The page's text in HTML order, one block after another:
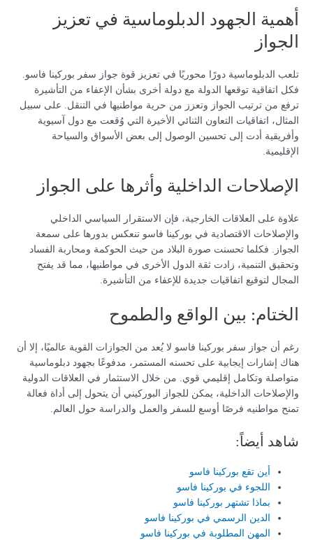
أهمية الجهود الدبلوماسية في تعزيز
الجواز
تلعب الدبلوماسية دورًا محوريًا في تعزيز قوة جواز سفر بوركينا فاسو.
فكل اتفاقية توقعها الدولة مع دولة أخرى بشأن الإعفاء من التأشيرة
ترفع من ترتيب الجواز وتعزز من حرية مواطنيها في التنقل. على سبيل
المثال، اتفاقيات التعاون الثنائي الأخيرة التي وُقعت مع دول آسيوية
وأفريقية أدت إلى تحسين الوصول إلى بعض الأسواق والسياحة
الإقليمية.
الإصلاحات الداخلية وأثرها على الجواز
علاوة على العلاقات الخارجية، فإن الاستقرار السياسي الداخلي
والإصلاحات الاقتصادية في بوركينا فاسو تنعكس بدورها على سمعة
الجواز. فكلما تحسنت صورة البلاد من حيث الحوكمة ومحاربة الفساد
وتحقيق التنمية، زادت ثقة الدول الأخرى في مواطنيها، مما قد يفتح
المجال لتوقيع اتفاقيات جديدة للإعفاء من التأشيرة.
الختام: بين الواقع والطموح
رغم أن جواز سفر بوركينا فاسو لا يُعد من الجوازات القوية عالميًا، إلا أن
هناك إشارات إيجابية على تحسنه المستمر، مدفوعًا بجهود دبلوماسية
متواصلة وتكامل إقليمي قوي. من خلال الاستثمار في العلاقات الدولية
والإصلاحات الداخلية، يمكن للجواز البوركيني أن يتحول إلى أداة فعالة
تمنح مواطنيه فرصًا أوسع للسفر والعمل والدراسة حول العالم.
شاهد أيضاً:
أين تقع بوركينا فاسو
اللجوء في بوركينا فاسو
بماذا تشتهر بوركينا فاسو
الدين الرسمي في بوركينا فاسو
المهن المطلوبة في بوركينا فاسو